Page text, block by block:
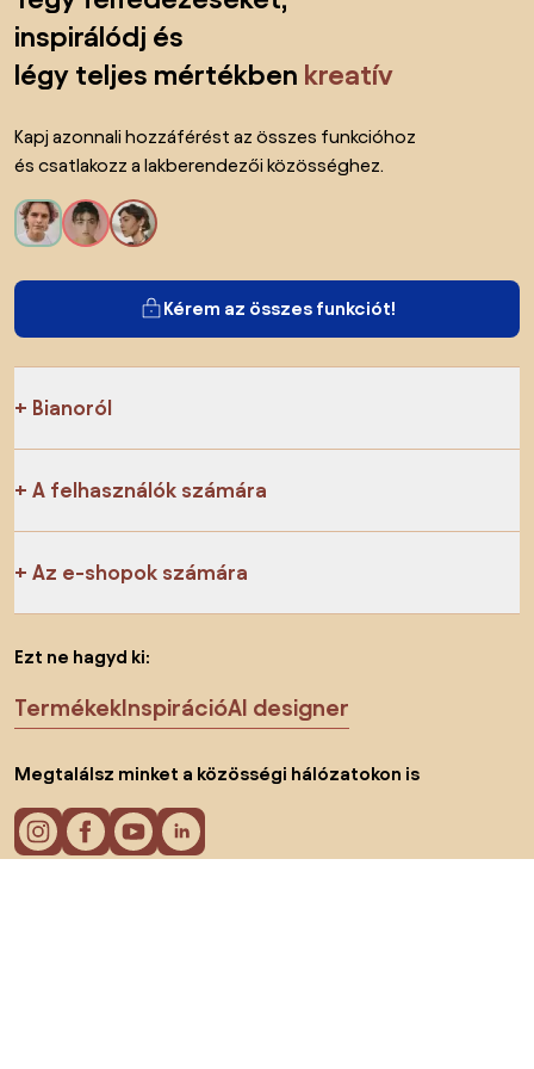
inspirálódj és
légy teljes mértékben kreatív
Kapj azonnali hozzáférést az összes funkcióhoz
és csatlakozz a lakberendezői közösséghez.
Kérem az összes funkciót!
Bianoról
A felhasználók számára
Az e-shopok számára
Ezt ne hagyd ki:
TermékekInspirációAI designer
Megtalálsz minket a közösségi hálózatokon is